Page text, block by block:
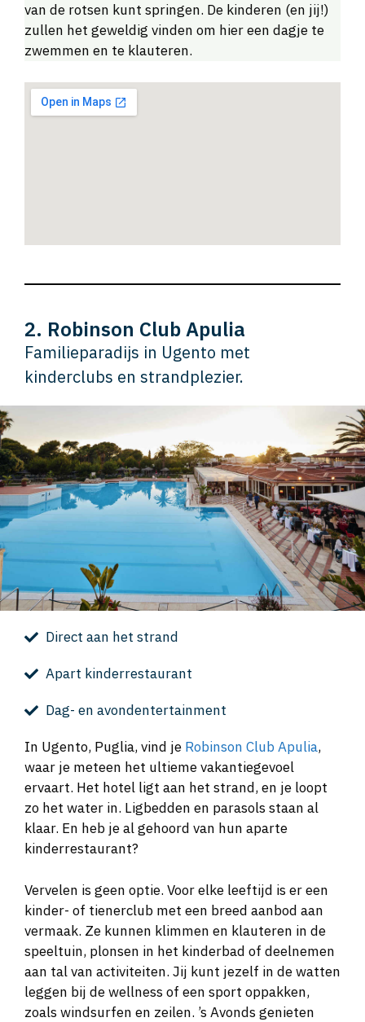
van de rotsen kunt springen. De kinderen (en jij!)
zullen het geweldig vinden om hier een dagje te
zwemmen en te klauteren.
2. Robinson Club Apulia
Familieparadijs in Ugento met
kinderclubs en strandplezier.
Direct aan het strand
Apart kinderrestaurant
Dag- en avondentertainment
In Ugento, Puglia, vind je Robinson Club Apulia,
waar je meteen het ultieme vakantiegevoel
ervaart. Het hotel ligt aan het strand, en je loopt
zo het water in. Ligbedden en parasols staan al
klaar. En heb je al gehoord van hun aparte
kinderrestaurant?
Vervelen is geen optie. Voor elke leeftijd is er een
kinder- of tienerclub met een breed aanbod aan
vermaak. Ze kunnen klimmen en klauteren in de
speeltuin, plonsen in het kinderbad of deelnemen
aan tal van activiteiten. Jij kunt jezelf in de watten
leggen bij de wellness of een sport oppakken,
zoals windsurfen en zeilen. ’s Avonds genieten